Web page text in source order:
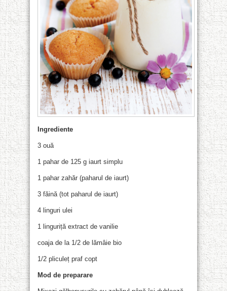
Ingrediente
3 ouă
1 pahar de 125 g iaurt simplu
1 pahar zahăr (paharul de iaurt)
3 făină (tot paharul de iaurt)
4 linguri ulei
1 linguriță extract de vanilie
coaja de la 1/2 de lămâie bio
1/2 pliculeț praf copt
Mod de preparare